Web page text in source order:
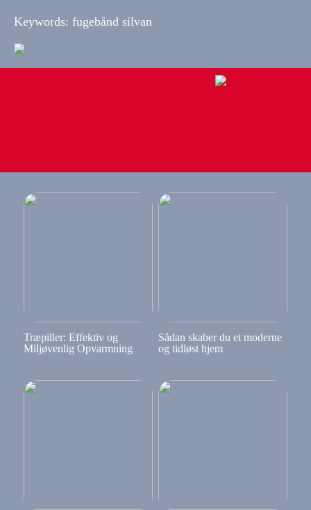
Keywords: fugebånd silvan
Træpiller: Effektiv og
Miljøvenlig Opvarmning
Sådan skaber du et moderne
og tidløst hjem